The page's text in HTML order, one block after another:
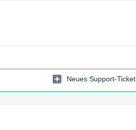
Neues Support-Ticket